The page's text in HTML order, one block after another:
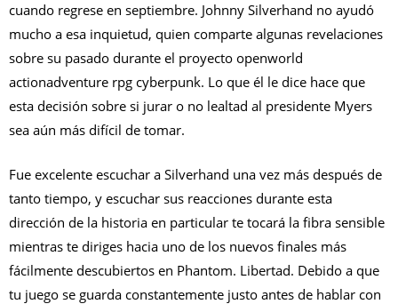
cuando regrese en septiembre. Johnny Silverhand no ayudó
mucho a esa inquietud, quien comparte algunas revelaciones
sobre su pasado durante el proyecto openworld
actionadventure rpg cyberpunk. Lo que él le dice hace que
esta decisión sobre si jurar o no lealtad al presidente Myers
sea aún más difícil de tomar.
Fue excelente escuchar a Silverhand una vez más después de
tanto tiempo, y escuchar sus reacciones durante esta
dirección de la historia en particular te tocará la fibra sensible
mientras te diriges hacia uno de los nuevos finales más
fácilmente descubiertos en Phantom. Libertad. Debido a que
tu juego se guarda constantemente justo antes de hablar con